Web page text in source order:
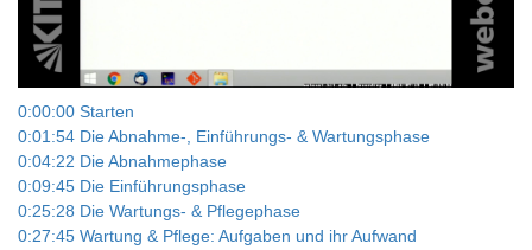
0:00:00 Starten
0:01:54 Die Abnahme-, Einführungs- & Wartungsphase
0:04:22 Die Abnahmephase
0:09:45 Die Einführungsphase
0:25:28 Die Wartungs- & Pflegephase
0:27:45 Wartung & Pflege: Aufgaben und ihr Aufwand